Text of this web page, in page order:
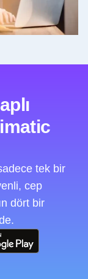
tek bir
cep
dört bir